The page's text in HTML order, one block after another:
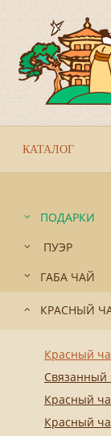
КАТАЛОГ
ПОДАРКИ
ПУЭР
ГАБА ЧАЙ
КРАСНЫЙ
Красный
Связанный
Красный
Красный